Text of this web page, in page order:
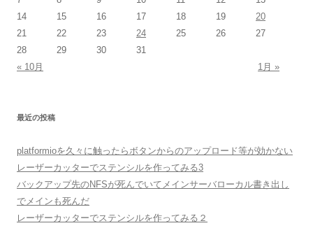
14
15 16 17 18 19
20
21
22 23 24 25 26
27
28
29 30
31
« 10月
1月 »
最近の投稿
platformioを久々に触ったらボタンからのアップロード等が効かない
レーザーカッターでステンシルを作ってみる3
バックアップ先のNFSが死んでいてメインサーバローカル書き出し
でメインも死んだ
レーザーカッターでステンシルを作ってみる２